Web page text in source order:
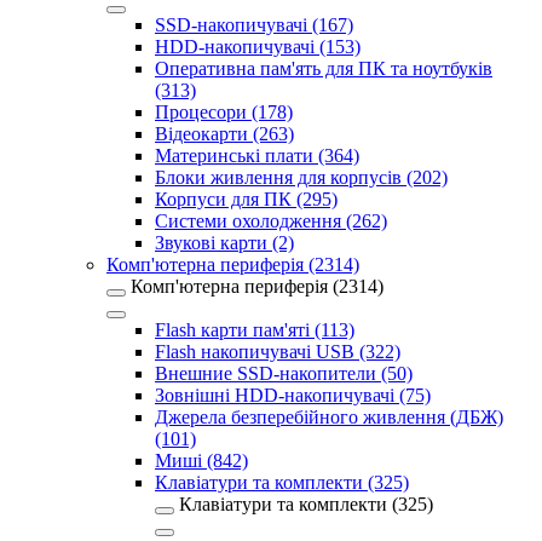
SSD-накопичувачі (167)
HDD-накопичувачі (153)
Оперативна пам'ять для ПК та ноутбуків
(313)
Процесори (178)
Відеокарти (263)
Материнські плати (364)
Блоки живлення для корпусів (202)
Корпуси для ПК (295)
Системи охолодження (262)
Звукові карти (2)
Комп'ютерна периферія (2314)
Комп'ютерна периферія (2314)
Flash карти пам'яті (113)
Flash накопичувачі USB (322)
Внешние SSD-накопители (50)
Зовнішні HDD-накопичувачі (75)
Джерела безперебійного живлення (ДБЖ)
(101)
Миші (842)
Клавіатури та комплекти (325)
Клавіатури та комплекти (325)